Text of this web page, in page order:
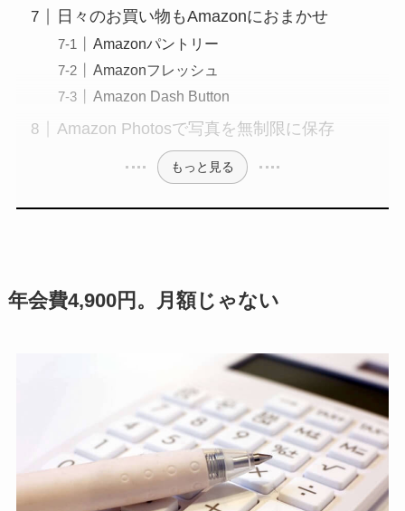
日々のお買い物もAmazonにおまかせ
Amazonパントリー
Amazonフレッシュ
Amazon Dash Button
Amazon Photosで写真を無制限に保存
もっと見る
年会費4,900円。月額じゃない